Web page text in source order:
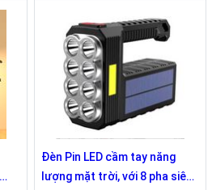
Đèn Pin LED cầm tay năng
lượng mặt trời, với 8 pha siêu